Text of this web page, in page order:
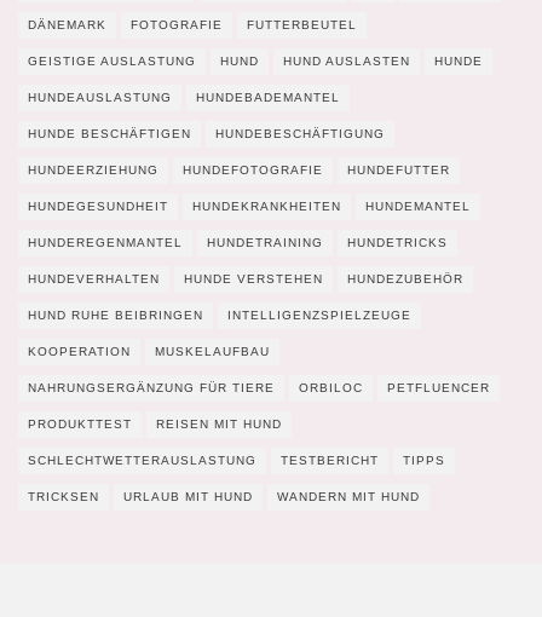
DÄNEMARK FOTOGRAFIE FUTTERBEUTEL
GEISTIGE AUSLASTUNG HUND HUND AUSLASTEN HUNDE
HUNDEAUSLASTUNG HUNDEBADEMANTEL
HUNDE BESCHÄFTIGEN HUNDEBESCHÄFTIGUNG
HUNDEERZIEHUNG HUNDEFOTOGRAFIE HUNDEFUTTER
HUNDEGESUNDHEIT HUNDEKRANKHEITEN HUNDEMANTEL
HUNDEREGENMANTEL HUNDETRAINING HUNDETRICKS
HUNDEVERHALTEN HUNDE VERSTEHEN HUNDEZUBEHÖR
HUND RUHE BEIBRINGEN INTELLIGENZSPIELZEUGE
KOOPERATION MUSKELAUFBAU
NAHRUNGSERGÄNZUNG FÜR TIERE ORBILOC PETFLUENCER
PRODUKTTEST REISEN MIT HUND
SCHLECHTWETTERAUSLASTUNG TESTBERICHT TIPPS
TRICKSEN URLAUB MIT HUND WANDERN MIT HUND